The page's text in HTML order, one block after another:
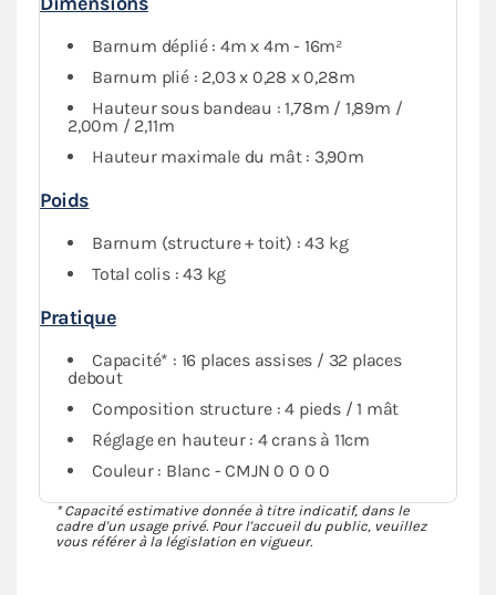
Barnum déplié : 4m x 4m - 16m²
Barnum plié : 2,03 x 0,28 x 0,28m
Hauteur sous bandeau : 1,78m / 1,89m /
2,00m / 2,11m
Hauteur maximale du mât : 3,90m
Poids
Barnum (structure + toit) : 43 kg
Total colis : 43 kg
Pratique
Capacité* : 16 places assises / 32 places
debout
Composition structure : 4 pieds / 1 mât
Réglage en hauteur : 4 crans à 11cm
Couleur : Blanc - CMJN 0 0 0 0
* Capacité estimative donnée à titre indicatif, dans le
cadre d'un usage privé. Pour l'accueil du public, veuillez
vous référer à la législation en vigueur.